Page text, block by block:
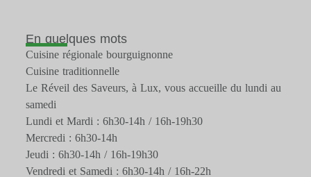
En quelques mots
Cuisine régionale bourguignonne
Cuisine traditionnelle
Le Réveil des Saveurs, à Lux, vous accueille du lundi au
samedi
Lundi et Mardi : 6h30-14h / 16h-19h30
Mercredi : 6h30-14h
Jeudi : 6h30-14h / 16h-19h30
Vendredi et Samedi : 6h30-14h / 16h-22h